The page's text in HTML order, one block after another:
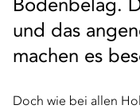
und das
machen es
Doch wie bei allen